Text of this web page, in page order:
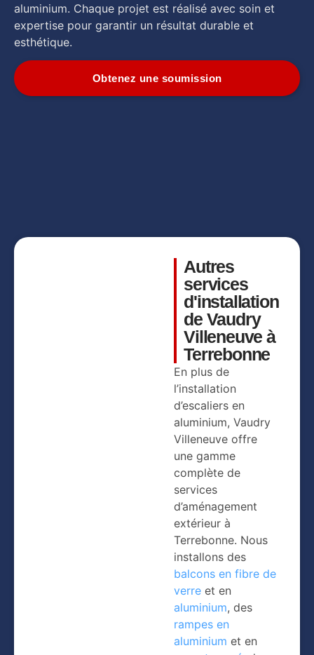
aluminium. Chaque projet est réalisé avec soin et
expertise pour garantir un résultat durable et
esthétique.
Obtenez une soumission
Autres
services
d'installation
de Vaudry
Villeneuve à
Terrebonne
En plus de
l’installation
d’escaliers en
aluminium, Vaudry
Villeneuve offre
une gamme
complète de
services
d’aménagement
extérieur à
Terrebonne. Nous
installons des
balcons en fibre de
verre et en
aluminium, des
rampes en
aluminium et en